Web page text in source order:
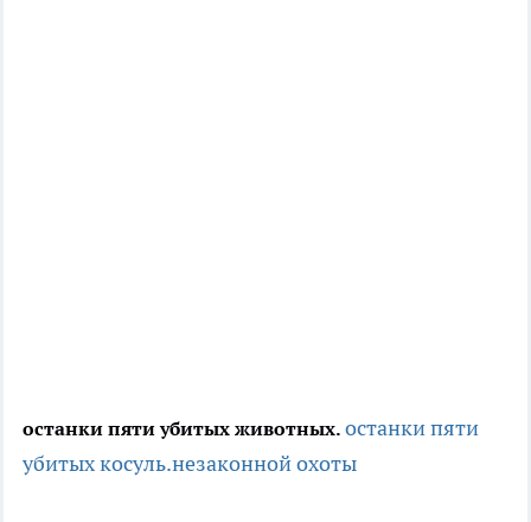
останки пяти убитых животных. останки пяти
убитых косуль.незаконной охоты